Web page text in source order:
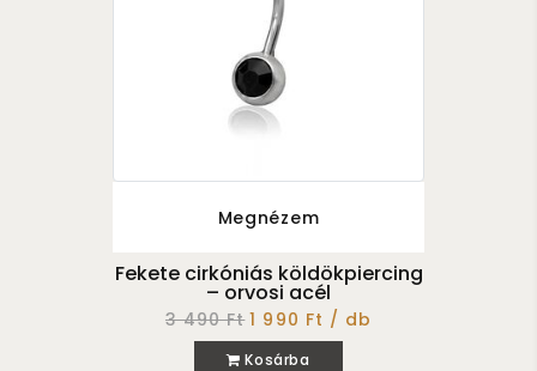
Megnézem
Fekete cirkóniás köldökpiercing
– orvosi acél
3 490 Ft 1 990 Ft / db
Kosárba